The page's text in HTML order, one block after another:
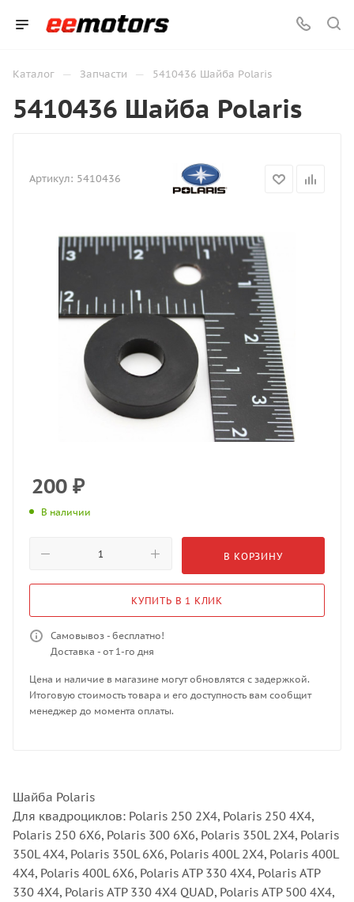
Каталог — Запчасти — 5410436 Шайба Polaris
5410436 Шайба Polaris
Артикул: 5410436
200 ₽
В наличии
В КОРЗИНУ
КУПИТЬ В 1 КЛИК
Самовывоз - бесплатно!
Доставка - от 1-го дня
Цена и наличие в магазине могут обновлятся с задержкой.
Итоговую стоимость товара и его доступность вам сообщит
менеджер до момента оплаты.
Шайба Polaris
Для квадроциклов: Polaris 250 2X4, Polaris 250 4X4,
Polaris 250 6X6, Polaris 300 6X6, Polaris 350L 2X4, Polaris
350L 4X4, Polaris 350L 6X6, Polaris 400L 2X4, Polaris 400L
4X4, Polaris 400L 6X6, Polaris ATP 330 4X4, Polaris ATP
330 4X4, Polaris ATP 330 4X4 QUAD, Polaris ATP 500 4X4,